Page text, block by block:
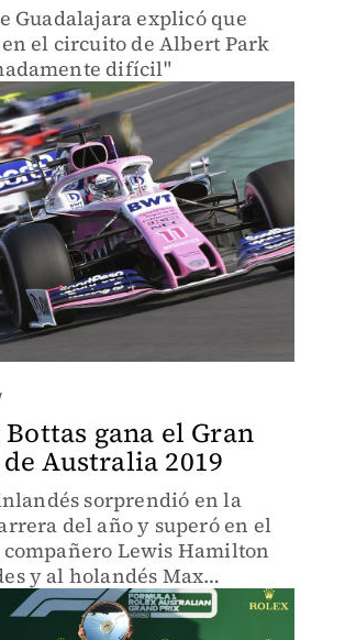
Guadalajara explicó que
el circuito de Albert Park
difícil"
gana el Gran
Australia 2019
sorprendió en la
del año y superó en el
compañero Lewis Hamilton
y al holandés Max
(Red Bull)